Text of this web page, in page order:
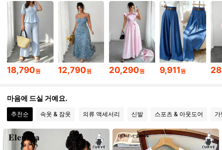
652K 팔로워
4.84 652K 팔로워
4.84
4.84 652K 팔로워
18,790원 12,790원 20,290원 9,911원
마음에 드실 거예요.
추천순 속옷 & 잠옷 의류 액세서리 신발 스포츠 & 아웃도어